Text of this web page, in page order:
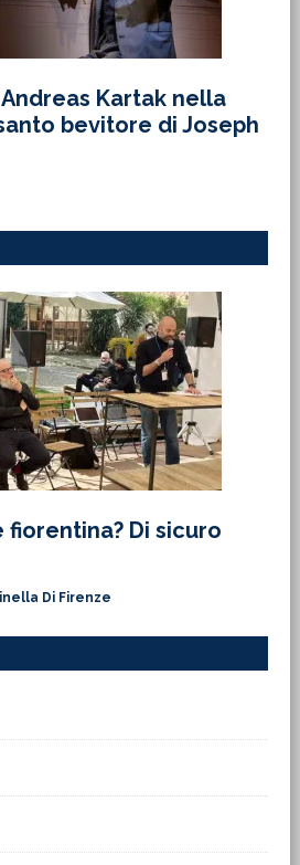
Kartak nella
bevitore di Joseph
fiorentina? Di sicuro
Di Firenze